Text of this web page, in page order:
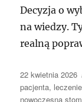
Decyzja o
na wiedzy.
realną
Data
publikacji
22 kwietnia 2026
pacjenta,
nowoczesna